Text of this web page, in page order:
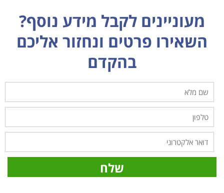
מעוניינים לקבל מידע נוסף?
השאירו פרטים ונחזור אליכם
בהקדם